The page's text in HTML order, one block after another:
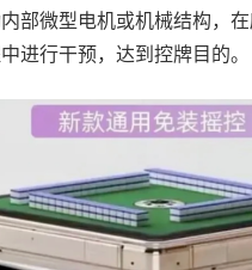
部微型电机或机械结构，在
进行干预，达到控牌目的。